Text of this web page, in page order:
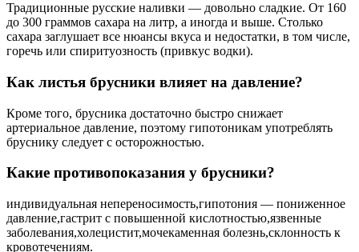
Традиционные русские наливки — довольно сладкие. От 160
до 300 граммов сахара на литр, а иногда и выше. Столько
сахара заглушает все нюансы вкуса и недостатки, в том числе,
горечь или спиритуозность (привкус водки).
Как листья брусники влияет на давление?
Кроме того, брусника достаточно быстро снижает
артериальное давление, поэтому гипотоникам употреблять
бруснику следует с осторожностью.
Какие противопоказания у брусники?
индивидуальная непереносимость,гипотония — пониженное
давление,гастрит с повышенной кислотностью,язвенные
заболевания,холецистит,мочекаменная болезнь,склонность к
кровотечениям.